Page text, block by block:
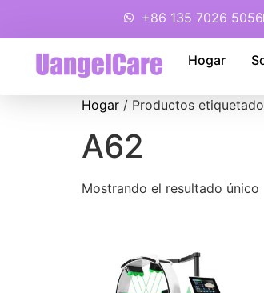
+86 135 7026 5056
Hogar
Hogar / Productos
A62
Mostrando el resultado único